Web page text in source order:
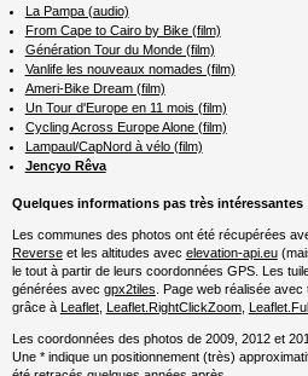
La Pampa (audio)
From Cape to Cairo by Bike (film)
Génération Tour du Monde (film)
Vanlife les nouveaux nomades (film)
Ameri-Bike Dream (film)
Un Tour d'Europe en 11 mois (film)
Cycling Across Europe Alone (film)
Lampaul/CapNord à vélo (film)
Jencyo Rêva
Quelques informations pas très intéressantes
Les communes des photos ont été récupérées
Reverseet les altitudes avec elevation-api.eu
le tout à partir de leurs coordonnées GPS. Les
générées avec gpx2tiles . Page web réalisée
grâce à Leaflet, Leaflet.RightClickZoom,
Les coordonnées des photos de 2009, 2012 et
Une * indique un positionnement (très)